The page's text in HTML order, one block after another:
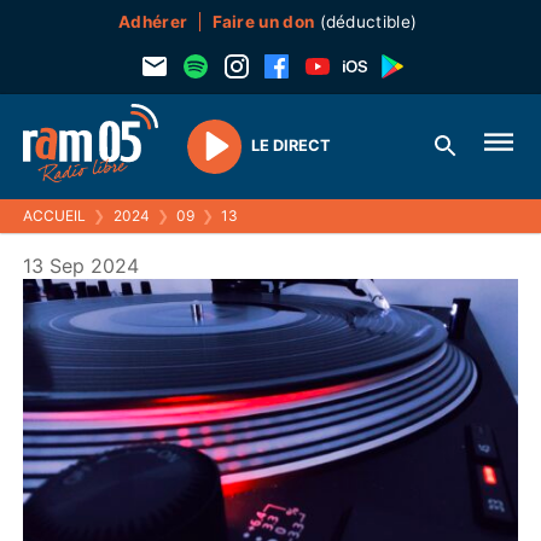
Adhérer Faire un don (déductible)
Play
LE DIRECT
ACCUEIL ❯ 2024 ❯ 09 ❯ 13
13 Sep 2024